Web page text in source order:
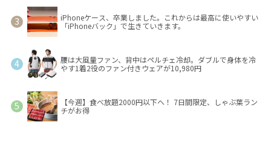
iPhoneケース、卒業しました。これからは最高に使いやすい
「iPhoneバック」で生きていきます。
腰は大風量ファン、背中はペルチェ冷却。ダブルで身体を冷
やす1着2役のファン付きウェアが10,980円
【今週】食べ放題2000円以下へ！ 7日間限定、しゃぶ葉ラン
チがお得